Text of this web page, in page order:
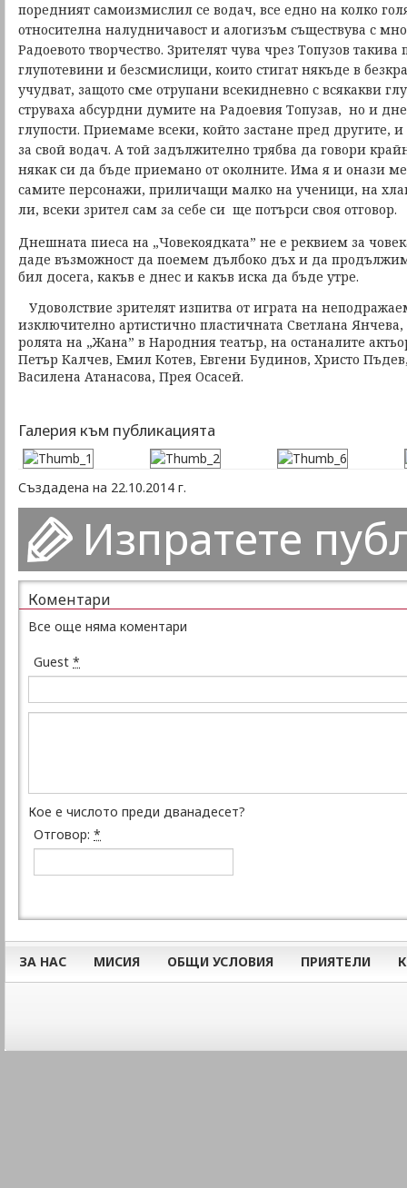
поредният самоизмислил се водач, все едно на колко
относителна налудничавост и алогизъм съществува с
Радоевото творчество. Зрителят чува чрез Топузов
глупотевини и безсмислици, които стигат някъде в
учудват, защото сме отрупани всекидневно с всякакви
струваха абсурдни думите на Радоевия Топузав, но и
глупости. Приемаме всеки, който застане пред другите, и
за свой водач. А той задължително трябва да говори
някак си да бъде приемано от околните. Има я и онази
самите персонажи, приличащи малко на ученици, на
ли, всеки зрител сам за себе си ще потърси своя отговор.
Днешната пиеса на „Човекоядката” не е реквием за
даде възможност да поемем дълбоко дъх и да
бил досега, какъв е днес и какъв иска да бъде утре.
Удоволствие зрителят изпитва от играта на
изключително артистично пластичната Светлана Янчева,
ролята на „Жана” в Народния театър, на останалите
Петър Калчев, Емил Котев, Евгени Будинов, Христо
Василена Атанасова, Прея Осасей.
Галерия към публикацията
Създадена на 22.10.2014 г.
Изпратете
Коментари
Все още няма коментари
Guest *
Кое е числото преди дванадесет?
Отговор: *
ЗА НАС МИСИЯ ОБЩИ УСЛОВИЯ ПРИЯТЕЛИ